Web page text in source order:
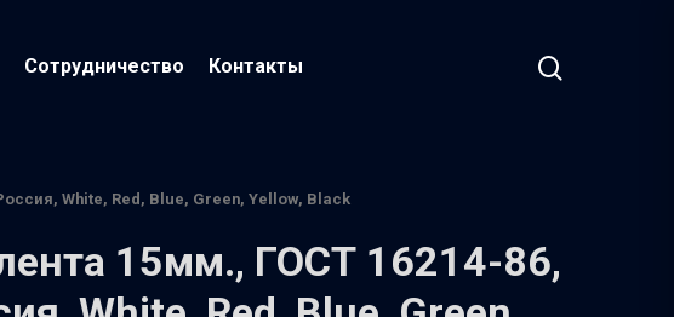
Сотрудничество Контакты
White, Red, Blue, Green, Yellow, Black
15мм., ГОСТ 16214-86,